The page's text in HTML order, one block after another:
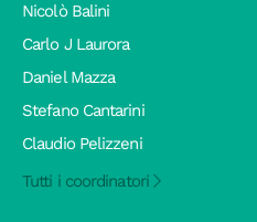
Nicolò Balini
Carlo J Laurora
Daniel Mazza
Stefano Cantarini
Claudio Pelizzeni
Tutti i coordinatori